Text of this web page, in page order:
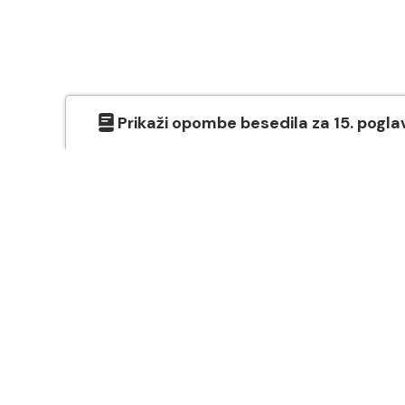
Prikaži opombe besedila za 15.